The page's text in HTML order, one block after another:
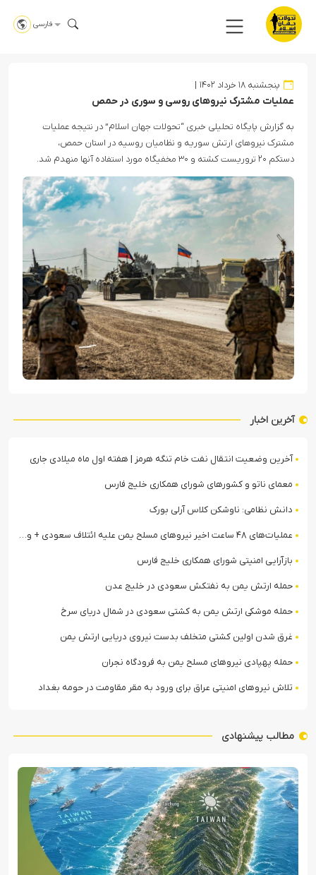
فارسی
پنجشنبه ۱۸ خرداد ۱۴۰۲
عملیات مشترک نیروهای روسی و سوری در حمص
به گزارش پایگاه تحلیلی خبری “تحولات جهان اسلام” در نتیجه عملیات
مشترک نیروهای ارتش سوریه و نظامیان روسیه در استان حمص،
دستکم ۲۰ تروریست کشته و ۳۰ مخفیگاه مورد استفاده آنها منهدم شد.
آخرین اخبار
آخرین وضعیت انتقال نفت خام تنگه هرمز | هفته اول ماه میلادی جاری
معمای ناتو و کشورهای شورای همکاری خلیج فارس
دانش نظامی: ناوشکن کلاس آرلی بورک
عملیات‌های ۴۸ ساعت اخیر نیروهای مسلح یمن علیه ائتلاف سعودی + ویدیو
بازآرایی امنیتی شورای همکاری خلیج فارس
حمله ارتش یمن به نفتکش سعودی در خلیج عدن
حمله موشکی ارتش یمن به کشتی سعودی در شمال دریای سرخ
غرق شدن اولین کشتی متخلف بدست نیروی دریایی ارتش یمن
حمله پهپادی نیروهای مسلح یمن به فرودگاه نجران
تلاش نیروهای امنیتی عراق برای ورود به مقر مقاومت در حومه بغداد
مطالب پیشنهادی